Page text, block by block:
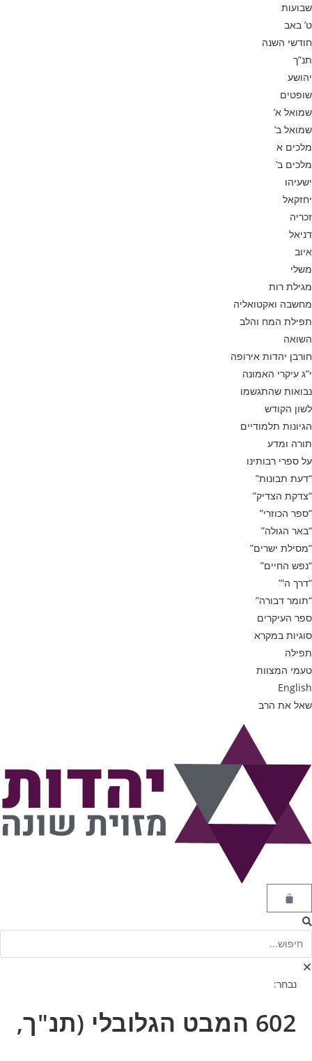
שבועות
ט’ באב
חודשי השנה
תנ”ך
יהושע
שופטים
שמואל א’
שמואל ב’
מלכים א
מלכים ב’
ישעיהו
יחזקאל
זכריה
דניאל
איוב
משלי
מגילת רות
מחשבה ואקטואליה
תפילת המח והלב
השואה
חורבן יהדות אירופה
י”ג עיקרי האמונה
נבואות שהתגשמו
לשון הקודש
הגיונות תלמודיים
תורה ומדע
על ספרי רבותינו
“דעת תבונות”
“צדקת הצדיק”
“ספר הכוזרי”
“באר הגולה”
“מסילת ישרים”
“נפש החיים”
“דרך ה'”
“תומר דבורה”
ספר העיקרים
סוגיות במקרא
תפילה
טעמי המצוות
English
שאל את הרב
נבחר:
602 המבט הגלובלי (תנ"ך,